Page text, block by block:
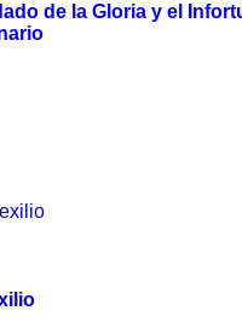
de la Gloria y el